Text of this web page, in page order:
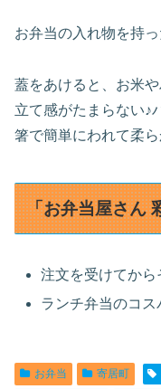
お弁当の入れ物を持
蓋をあけると、お米
立て感がたまらない♪
箸で簡単にわれて柔ら
「お弁当屋さん
注文を受けてか
ランチ弁当のコス
お弁当 寄居町